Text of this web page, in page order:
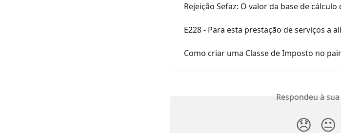
Rejeição Sefaz: O valor da base de cálculo
E228 - Para esta prestação de serviços a
Como criar uma Classe de Imposto no
Respondeu à
😞 😐